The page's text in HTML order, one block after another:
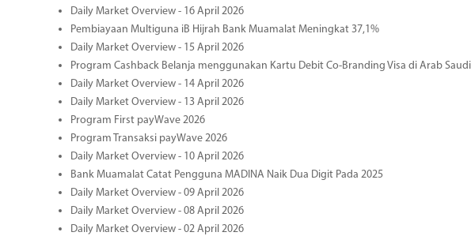
Daily Market Overview - 16 April 2026
Pembiayaan Multiguna iB Hijrah Bank Muamalat Meningkat 37,1%
Daily Market Overview - 15 April 2026
Program Cashback Belanja menggunakan Kartu Debit Co-Branding Visa di Arab Saudi
Daily Market Overview - 14 April 2026
Daily Market Overview - 13 April 2026
Program First payWave 2026
Program Transaksi payWave 2026
Daily Market Overview - 10 April 2026
Bank Muamalat Catat Pengguna MADINA Naik Dua Digit Pada 2025
Daily Market Overview - 09 April 2026
Daily Market Overview - 08 April 2026
Daily Market Overview - 02 April 2026